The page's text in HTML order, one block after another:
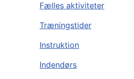
Fælles aktiviteter
Træningstider
Instruktion
Indendørs